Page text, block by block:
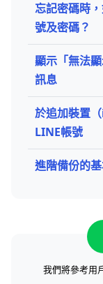
忘記密碼時
號及密碼？
顯示「無法
訊息
於追加裝置
LINE帳號
進階備份的
我們將參考用